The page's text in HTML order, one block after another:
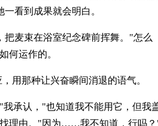
看到成果就会明白。
把麦束在浴室纪念碑前挥舞。"怎么
何运作的。
用那种让兴奋瞬间消退的语气。
承认，"也知道我不能用它，但我
理由。"因为……我不知道，行吗